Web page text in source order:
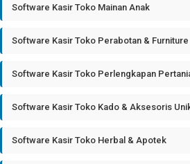
Software Kasir Toko Mainan Anak
Software Kasir Toko Perabotan & Furniture
Software Kasir Toko Perlengkapan
Software Kasir Toko Kado & Aksesoris
Software Kasir Toko Herbal & Apotek